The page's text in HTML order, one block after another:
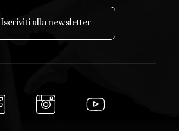
Iscriviti allanewsletter